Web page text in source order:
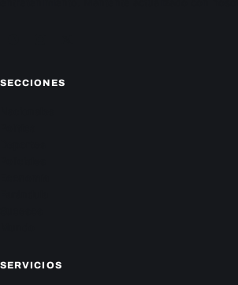
SECCIONES
SERVICIOS